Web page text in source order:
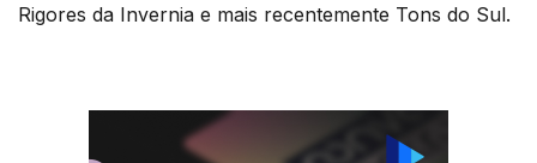
Rigores da Invernia e mais recentemente Tons do Sul.